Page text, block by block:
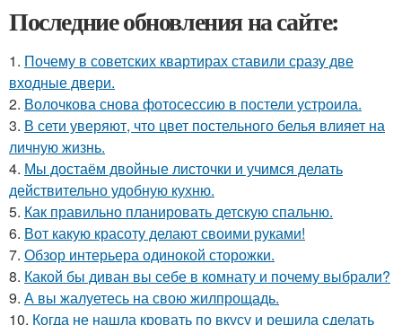
Последние обновления на сайте:
1. Почему в советских квартирах ставили сразу две
входные двери.
2. Волочкова снова фотосессию в постели устроила.
3. В сети уверяют, что цвет постельного белья влияет на
личную жизнь.
4. Мы достаём двойные листочки и учимся делать
действительно удобную кухню.
5. Как правильно планировать детскую спальню.
6. Вот какую красоту делают своими руками!
7. Обзор интерьера одинокой сторожки.
8. Какой бы диван вы себе в комнату и почему выбрали?
9. А вы жалуетесь на свою жилпрощадь.
10. Когда не нашла кровать по вкусу и решила сделать